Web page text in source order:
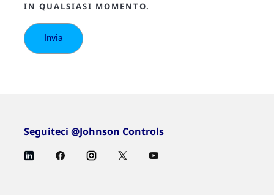
IN QUALSIASI MOMENTO.
Seguiteci @Johnson Controls